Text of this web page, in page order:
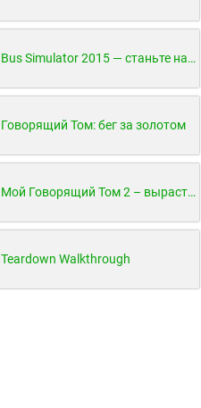
Bus Simulator 2015 — станьте настоящим водителем автобуса!
Говорящий Том: бег за золотом
Мой Говорящий Том 2 – вырасти и воспитай своего котенка
Teardown Walkthrough